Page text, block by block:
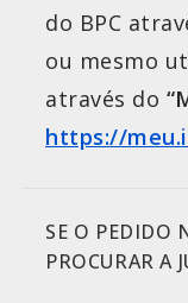
do BPC
ou mesmo
através do
https://
SE O PEDIDO
PROCURAR A